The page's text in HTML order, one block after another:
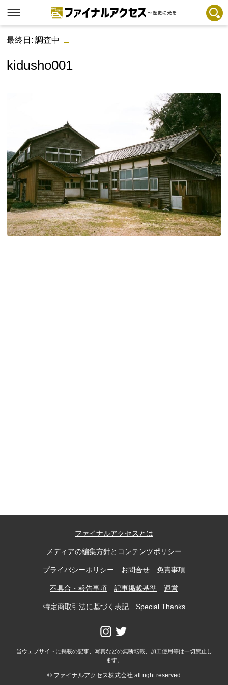
ファイナルアクセスとは
お問合せ
免責事項
不具合・報告事項
記事掲載基準
運営
特定商取引法に基づく表記
フリーワードで探す
日本銀行 鳥居坂分館
根室市立珸瑶瑁小学校 閉校
釧路市立柏木小学校 閉校
Final Access Books
最終日: 調査中
kidusho001
ファイナルアクセスとは
メディアの編集方針とコンテンツポリシー
プライバシーポリシー お問合せ 免責事項
不具合・報告事項 記事掲載基準 運営
特定商取引法に基づく表記 Special Thanks
当ウェブサイトに掲載の記事、写真などの無断転載、加工使用等は一切禁止し
ます。
© ファイナルアクセス株式会社 all right reserved